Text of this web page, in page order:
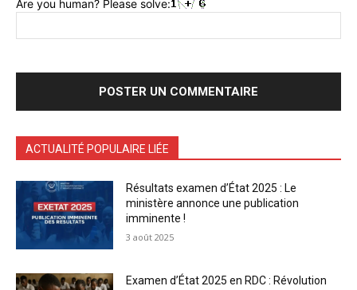
Are you human? Please solve:
ACTUALITÉ POPULAIRE LIÉE
Résultats examen d’État 2025 : Le
ministère annonce une publication
imminente !
3 août 2025
Examen d’État 2025 en RDC : Révolution